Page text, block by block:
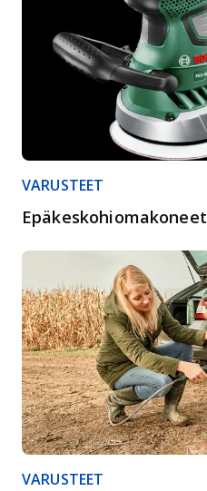
VARUSTEET
Epäkeskohiomakoneet
VARUSTEET